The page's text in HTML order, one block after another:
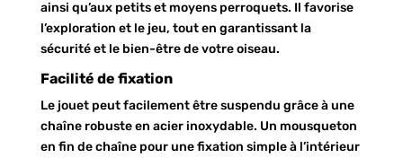
ainsi qu’aux petits et moyens perroquets. Il favorise
l’exploration et le jeu, tout en garantissant la
sécurité et le bien-être de votre oiseau.
Facilité de fixation
Le jouet peut facilement être suspendu grâce à une
chaîne robuste en acier inoxydable. Un mousqueton
en fin de chaîne pour une fixation simple à l’intérieur